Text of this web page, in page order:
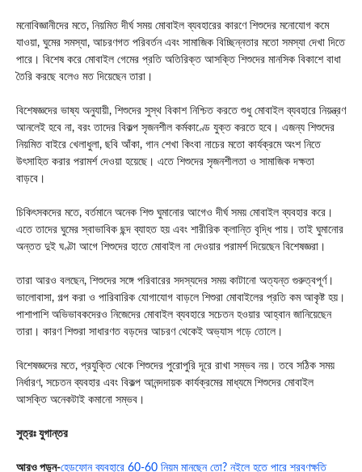
মনোবিজ্ঞানীদের মতে, নিয়মিত দীর্ঘ সময় মোবাইল ব্যবহারের কারণে শিশুদের মনোযোগ কমে
যাওয়া, ঘুমের সমস্যা, আচরণগত পরিবর্তন এবং সামাজিক বিচ্ছিন্নতার মতো সমস্যা দেখা দিতে
পারে। বিশেষ করে মোবাইল গেমের প্রতি অতিরিক্ত আসক্তি শিশুদের মানসিক বিকাশে বাধা
তৈরি করছে বলেও মত দিয়েছেন তারা।
বিশেষজ্ঞদের ভাষ্য অনুযায়ী, শিশুদের সুস্থ বিকাশ নিশ্চিত করতে শুধু মোবাইল ব্যবহারে নিয়ন্ত্রণ
আনলেই হবে না, বরং তাদের বিকল্প সৃজনশীল কর্মকাণ্ডে যুক্ত করতে হবে। এজন্য শিশুদের
নিয়মিত বাইরে খেলাধুলা, ছবি আঁকা, গান শেখা কিংবা নাচের মতো কার্যক্রমে অংশ নিতে
উৎসাহিত করার পরামর্শ দেওয়া হয়েছে। এতে শিশুদের সৃজনশীলতা ও সামাজিক দক্ষতা
বাড়বে।
চিকিৎসকদের মতে, বর্তমানে অনেক শিশু ঘুমানোর আগেও দীর্ঘ সময় মোবাইল ব্যবহার করে।
এতে তাদের ঘুমের স্বাভাবিক ছন্দ ব্যাহত হয় এবং শারীরিক ক্লান্তি বৃদ্ধি পায়। তাই ঘুমানোর
অন্তত দুই ঘণ্টা আগে শিশুদের হাতে মোবাইল না দেওয়ার পরামর্শ দিয়েছেন বিশেষজ্ঞরা।
তারা আরও বলছেন, শিশুদের সঙ্গে পরিবারের সদস্যদের সময় কাটানো অত্যন্ত গুরুত্বপূর্ণ।
ভালোবাসা, গল্প করা ও পারিবারিক যোগাযোগ বাড়লে শিশুরা মোবাইলের প্রতি কম আকৃষ্ট হয়।
পাশাপাশি অভিভাবকদেরও নিজেদের মোবাইল ব্যবহারে সচেতন হওয়ার আহ্বান জানিয়েছেন
তারা। কারণ শিশুরা সাধারণত বড়দের আচরণ থেকেই অভ্যাস গড়ে তোলে।
বিশেষজ্ঞদের মতে, প্রযুক্তি থেকে শিশুদের পুরোপুরি দূরে রাখা সম্ভব নয়। তবে সঠিক সময়
নির্ধারণ, সচেতন ব্যবহার এবং বিকল্প আনন্দদায়ক কার্যক্রমের মাধ্যমে শিশুদের মোবাইল
আসক্তি অনেকটাই কমানো সম্ভব।
সুত্রঃ যুগান্তর
আরও পড়ুন-হেডফোন ব্যবহারে 60-60 নিয়ম মানছেন তো? নইলে হতে পারে শ্রবণক্ষতি